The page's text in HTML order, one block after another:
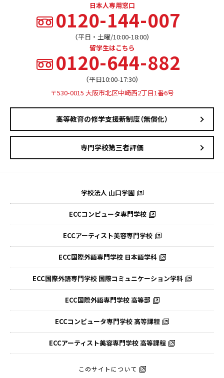
日本人専用窓口
0120-144-007
（平日・土曜/10:00-18:00）
留学生はこちら
0120-644-882
（平日10:00-17:30）
〒530-0015 大阪市北区中崎西2丁目1番6号
高等教育の修学支援新制度（無償化）
専門学校第三者評価
学校法人 山口学園
ECCコンピュータ専門学校
ECCアーティスト美容専門学校
ECC国際外語専門学校 日本語学科
ECC国際外語専門学校 国際コミュニケーション学科
ECC国際外語専門学校 高等部
ECCコンピュータ専門学校 高等課程
ECCアーティスト美容専門学校 高等課程
このサイトについて